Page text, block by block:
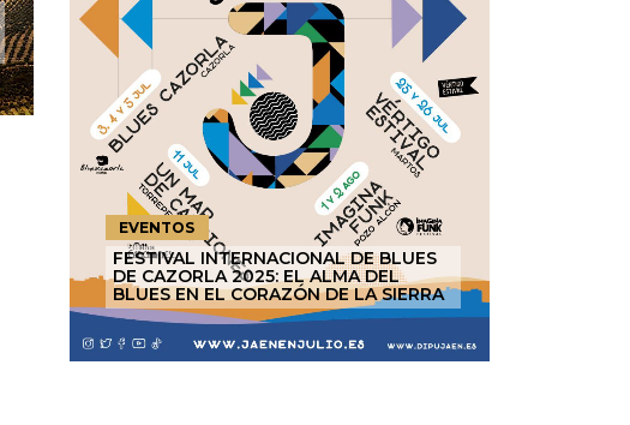
EVENTOS
FESTIVAL INTERNACIONAL DE BLUES
DE CAZORLA 2025: EL ALMA DEL
BLUES EN EL CORAZÓN DE LA SIERRA